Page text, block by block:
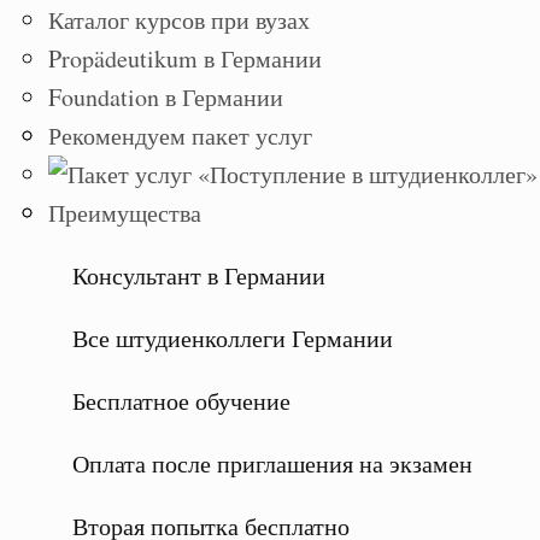
Каталог курсов при вузах
Propädeutikum в Германии
Foundation в Германии
Рекомендуем пакет услуг
Преимущества
Консультант в Германии
Все штудиенколлеги Германии
Бесплатное обучение
Оплата после приглашения на экзамен
Вторая попытка бесплатно